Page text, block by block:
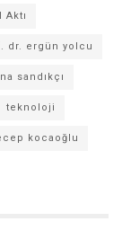
dr. ergün yolcu
sandıkçı
teknoloji
kocaoğlu